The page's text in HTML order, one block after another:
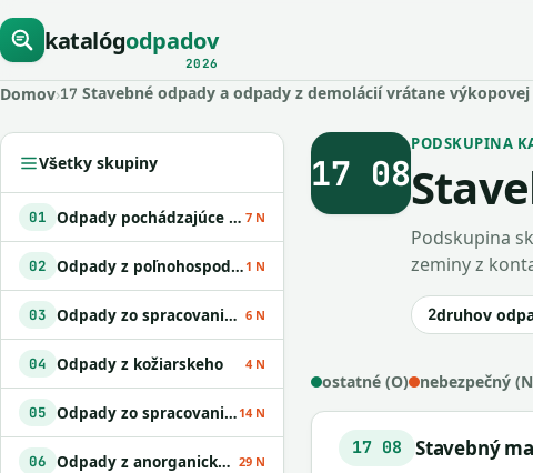
katalógodpadov
2026
Domov›17 Stavebné odpady a odpady z demolácií vrátane
Všetky skupiny
01 Odpady pochádzajúce z geologického prieskumu 7 N
02 Odpady z poľnohospodárstva 1 N
03 Odpady zo spracovania dreva a z výroby papiera 6 N
04 Odpady z kožiarskeho 4 N
05 Odpady zo spracovania ropy 14 N
06 Odpady z anorganických chemických procesov 29 N
17 08
PODSKUPINA
Podskupina
zeminy z
2druhov
ostatné (O) nebezpečný
17 08 Stavebný